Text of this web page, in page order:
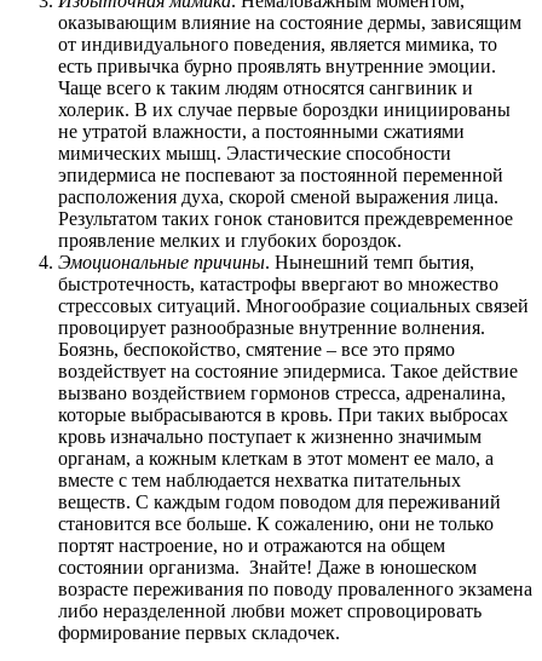
оказывающим влияние на состояние дермы, зависящим
от индивидуального поведения, является мимика, то
есть привычка бурно проявлять внутренние эмоции.
Чаще всего к таким людям относятся сангвиник и
холерик. В их случае первые бороздки инициированы
не утратой влажности, а постоянными сжатиями
мимических мышц. Эластические способности
эпидермиса не поспевают за постоянной переменной
расположения духа, скорой сменой выражения лица.
Результатом таких гонок становится преждевременное
проявление мелких и глубоких бороздок.
Эмоциональные причины. Нынешний темп бытия,
быстротечность, катастрофы ввергают во множество
стрессовых ситуаций. Многообразие социальных связей
провоцирует разнообразные внутренние волнения.
Боязнь, беспокойство, смятение – все это прямо
воздействует на состояние эпидермиса. Такое действие
вызвано воздействием гормонов стресса, адреналина,
которые выбрасываются в кровь. При таких выбросах
кровь изначально поступает к жизненно значимым
органам, а кожным клеткам в этот момент ее мало, а
вместе с тем наблюдается нехватка питательных
веществ. С каждым годом поводом для переживаний
становится все больше. К сожалению, они не только
портят настроение, но и отражаются на общем
состоянии организма. Знайте! Даже в юношеском
возрасте переживания по поводу проваленного экзамена
либо неразделенной любви может спровоцировать
формирование первых складочек.